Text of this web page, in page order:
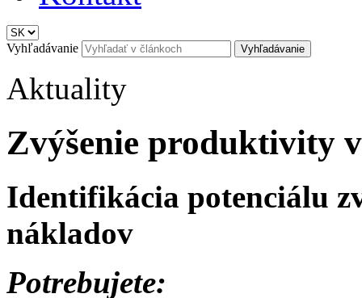
Vyhľadávanie
Aktuality
Zvýšenie produktivity
Identifikácia potenciálu
nákladov
Potrebujete: